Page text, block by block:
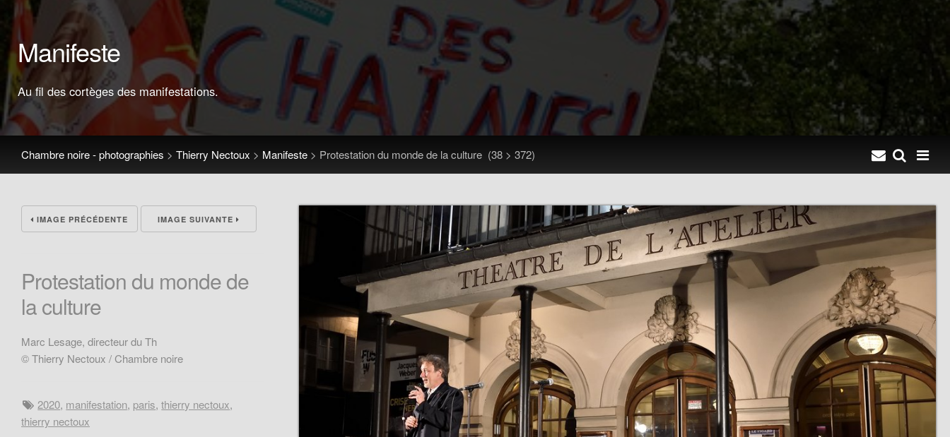
Manifeste
Au fil des cortèges des manifestations.
Chambre noire - photographies > Thierry Nectoux > Manifeste > Protestation du monde de la culture (38 > 372)
IMAGE PRÉCÉDENTE IMAGE SUIVANTE
Protestation du monde de
la culture
Marc Lesage, directeur du Th
© Thierry Nectoux / Chambre noire
2020, manifestation, paris,thierry nectoux,
thierry nectoux